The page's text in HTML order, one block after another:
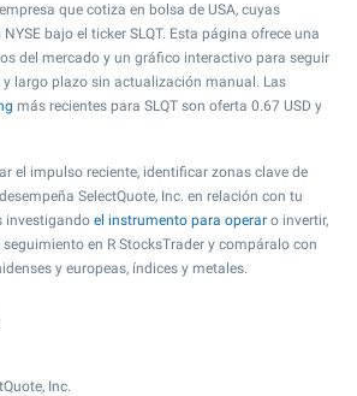
que cotiza en bolsa de USA, cuyas
NYSE bajo el ticker SLQT. Esta página ofrece una
del mercado y un gráfico interactivo para seguir
largo plazo sin actualización manual. Las
más recientes para SLQT son oferta 0.67 USD y
el impulso reciente, identificar zonas clave de
SelectQuote, Inc. en relación con tu
investigando el instrumento para operar o invertir,
en R StocksTrader y compáralo con
y europeas, índices y metales.
Inc.